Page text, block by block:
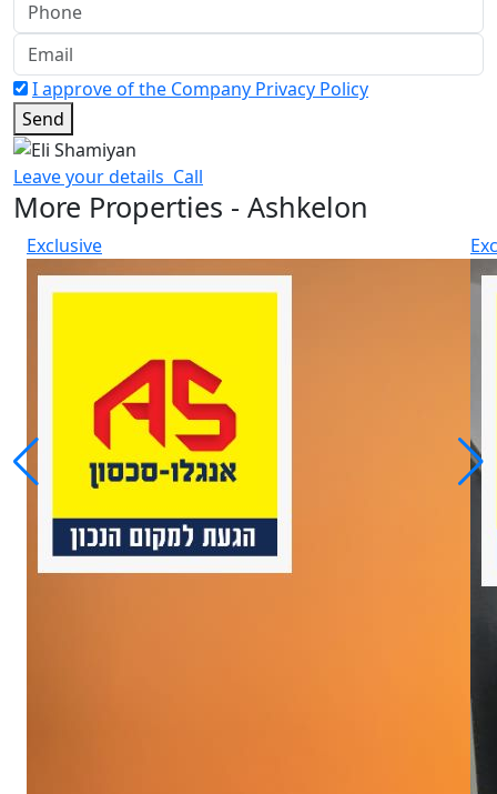
I approve of the Company Privacy Policy
Send
Leave your details Call
More Properties - Ashkelon
Exclusive